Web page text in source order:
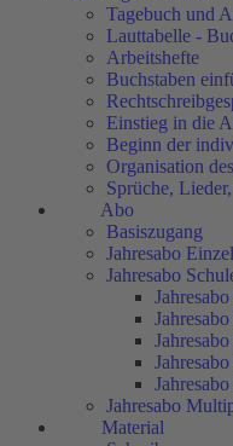
Tagebuch und
Lauttabelle -
Arbeitshefte
Buchstaben
Einstieg in die
Beginn der
Organisation
Sprüche,
Abo
Basiszugang
Jahresabo
Jahresabo
Jahresabo
Material